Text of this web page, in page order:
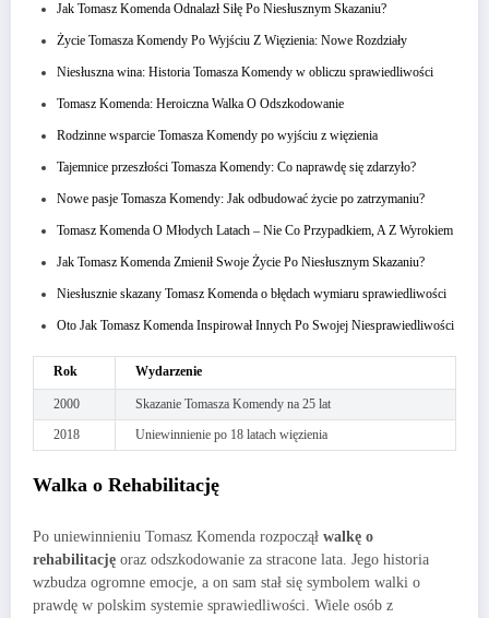
Jak Tomasz Komenda Odnalazł Siłę Po Niesłusznym Skazaniu?
Życie Tomasza Komendy Po Wyjściu Z Więzienia: Nowe Rozdziały
Niesłuszna wina: Historia Tomasza Komendy w obliczu sprawiedliwości
Tomasz Komenda: Heroiczna Walka O Odszkodowanie
Rodzinne wsparcie Tomasza Komendy po wyjściu z więzienia
Tajemnice przeszłości Tomasza Komendy: Co naprawdę się zdarzyło?
Nowe pasje Tomasza Komendy: Jak odbudować życie po zatrzymaniu?
Tomasz Komenda O Młodych Latach – Nie Co Przypadkiem, A Z Wyrokiem
Jak Tomasz Komenda Zmienił Swoje Życie Po Niesłusznym Skazaniu?
Niesłusznie skazany Tomasz Komenda o błędach wymiaru sprawiedliwości
Oto Jak Tomasz Komenda Inspirował Innych Po Swojej Niesprawiedliwości
Rok Wydarzenie
2000
Skazanie Tomasza Komendy na 25 lat
2018
Uniewinnienie po 18 latach więzienia
Walka o Rehabilitację
Po uniewinnieniu Tomasz Komenda rozpoczął walkę o
rehabilitację oraz odszkodowanie za stracone lata. Jego historia
wzbudza ogromne emocje, a on sam stał się symbolem walki o
prawdę w polskim systemie sprawiedliwości. Wiele osób z